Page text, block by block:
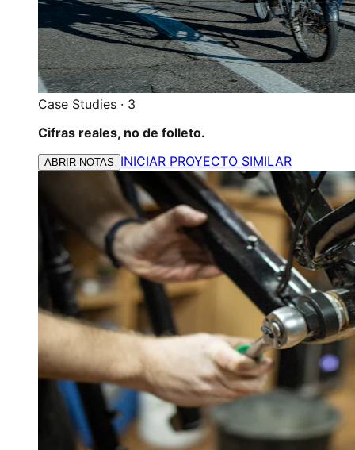
Case Studies · 3
Cifras reales, no de folleto.
ABRIR NOTAS INICIAR PROYECTO SIMILAR